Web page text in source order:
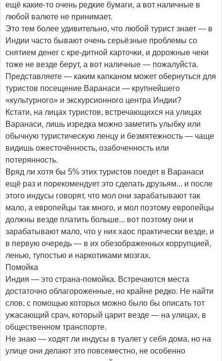
ещё какие-то очень редкие бумаги, а вот наличные в
любой валюте не принимает.
Это тем более удивительно, что любой турист знает — в
Индии часто бывают очень серьёзные проблемы со
снятием денег с кре-дитной карточки, и дорожные чеки
тоже не везде берут, а вот наличные — пожалуйста.
Представляете — каким капканом может обернуться для
туристов посещение Варанаси — крупнейшего
«культурного» и экскурсионного центра Индии?
Кстати, на лицах туристов, встречающихся на улицах
Варанаси, лишь изредка можно заметить улыбку или
обычную туристическую ленцу и безмятежность — чаще
видишь ожесточённость, озабоченность или
потерянность.
Вряд ли хотя бы 5% этих туристов поедет в Варанаси
ещё раз и порекомендует это сделать друзьям... и после
этого индусы говорят, что мол они зарабатывают так
мало, а европейцы так много, и мол поэтому европейцы
должны везде платить больше... вот поэтому они и
зарабатывают мало, что у них хаос практически везде, и
в первую очередь — в их обезображенных коррупцией,
ленью, тупостью и наркотиками мозгах.
Помойка
Индия — это страна-помойка. Встречаются места
достаточно облагороженные, но крайне редко. Не найти
слов, с помощью которых можно было бы описать тот
ужасающий срач, который царит везде — на улицах, в
общественном транспорте.
Не знаю — ходят ли индусы в туалет у себя дома, но на
улице они делают это повсеместно, не особенно